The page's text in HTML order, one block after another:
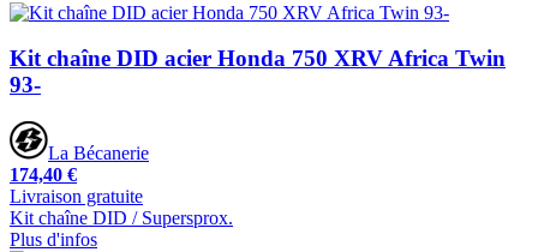
Kit chaîne DID acier Honda 750 XRV Africa Twin
93-
La Bécanerie
174,40 €
Livraison gratuite
Kit chaîne DID / Supersprox.
Plus d'infos